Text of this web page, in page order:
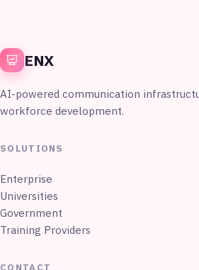
ENX
AI-powered communication
workforce development.
SOLUTIONS
Enterprise
Universities
Government
Training Providers
CONTACT